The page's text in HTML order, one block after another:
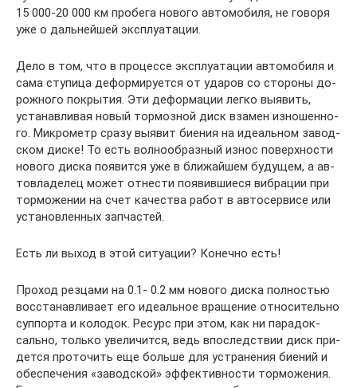
15 000-20 000 км про­бе­га но­во­го ав­то­мо­би­ля, не го­во­ря
уже о даль­ней­шей экс­плу­а­та­ции.
Де­ло в том, что в про­цес­се экс­плу­а­та­ции ав­то­мо­би­ля и
са­ма сту­пи­ца де­фор­ми­ру­ет­ся от уда­ров со сто­ро­ны до­
рож­но­го по­кры­тия. Эти де­фор­ма­ции лег­ко вы­явить,
уста­нав­ли­вая но­вый тор­моз­ной диск вза­мен из­но­шен­но­
го. Мик­ро­метр сра­зу вы­явит би­е­ния на иде­аль­ном за­вод­
ском дис­ке! То есть вол­но­об­раз­ный из­нос по­верх­но­сти
но­во­го дис­ка по­явит­ся уже в бли­жай­шем бу­ду­щем, а ав­
то­вла­де­лец мо­жет от­не­сти по­явив­ши­е­ся виб­ра­ции при
тор­мо­же­нии на счет ка­че­ства ра­бот в ав­то­сер­ви­се или
уста­нов­лен­ных зап­ча­стей.
Есть ли вы­ход в этой си­ту­а­ции? Ко­неч­но есть!
Про­ход рез­ца­ми на 0.1- 0.2 мм но­во­го дис­ка пол­но­стью
вос­ста­нав­ли­ва­ет его иде­аль­ное вра­ще­ние от­но­си­тель­но
суп­пор­та и ко­ло­док. Ре­сурс при этом, как ни па­ра­док­
саль­но, толь­ко уве­ли­чит­ся, ведь впо­след­ствии диск при­
дет­ся про­то­чить еще боль­ше для устра­не­ния би­е­ний и
обес­пе­че­ния «за­вод­ской» эф­фек­тив­но­сти тор­мо­же­ния.